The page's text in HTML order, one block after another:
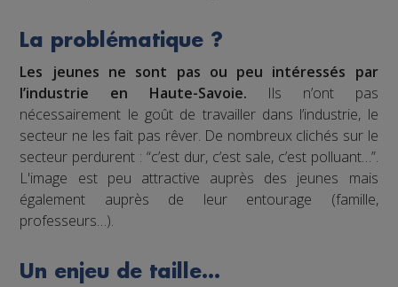
La problématique ?
Les jeunes ne sont pas ou peu intéressés par
l’industrie en Haute-Savoie. Ils n’ont pas
nécessairement le goût de travailler dans l’industrie, le
secteur ne les fait pas rêver. De nombreux clichés sur le
secteur perdurent : “c’est dur, c’est sale, c’est polluant…”.
L'image est peu attractive auprès des jeunes mais
également auprès de leur entourage (famille,
professeurs…).
Un enjeu de taille…